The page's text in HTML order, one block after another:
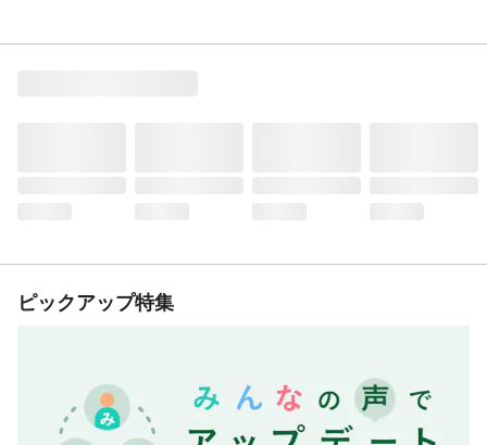
ピックアップ特集